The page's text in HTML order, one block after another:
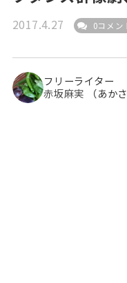
2017.4.27 0コメン
フリーライター
赤坂麻実
（あか